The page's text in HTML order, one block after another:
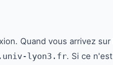
Quand vous arrivez sur
lyon3.fr. Si ce